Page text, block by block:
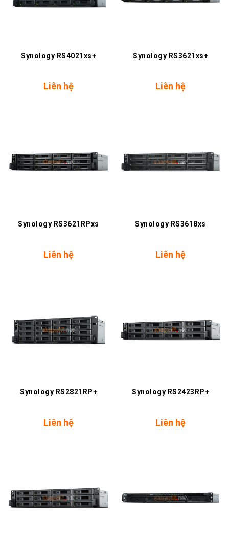
Synology RS4021xs+
Liên hệ
Synology RS3621xs+
Liên hệ
Synology RS3621RPxs
Liên hệ
Synology RS3618xs
Liên hệ
Synology RS2821RP+
Liên hệ
Synology RS2423RP+
Liên hệ